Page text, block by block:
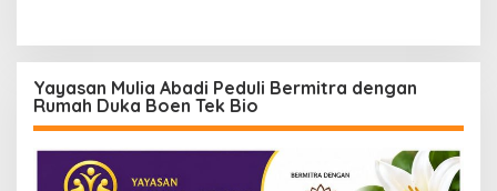
Yayasan Mulia Abadi Peduli Bermitra dengan
Rumah Duka Boen Tek Bio